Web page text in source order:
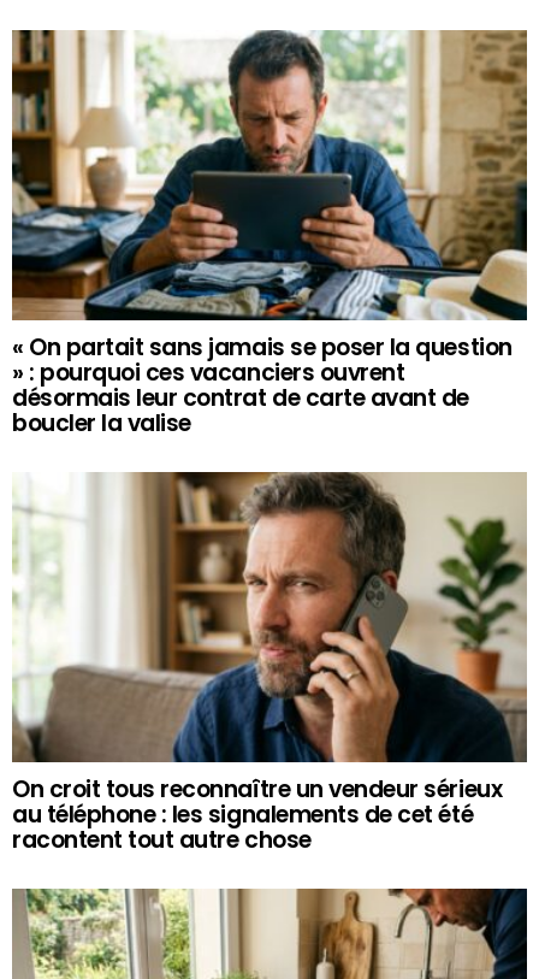
« On partait sans jamais se poser la question
» : pourquoi ces vacanciers ouvrent
désormais leur contrat de carte avant de
boucler la valise
On croit tous reconnaître un vendeur sérieux
au téléphone : les signalements de cet été
racontent tout autre chose